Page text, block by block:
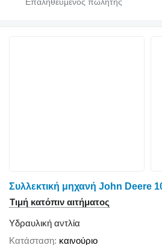
Τιμή κατόπιν αιτήματος
Υδραυλική αντλία
Κατάσταση καινούριο